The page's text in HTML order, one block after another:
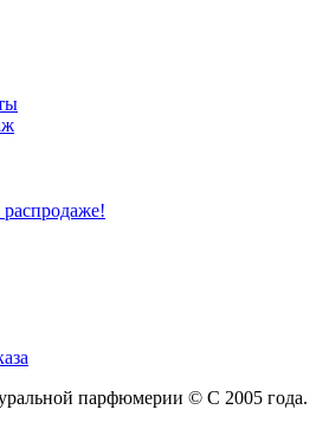
парфюмерии © С 2005 года.